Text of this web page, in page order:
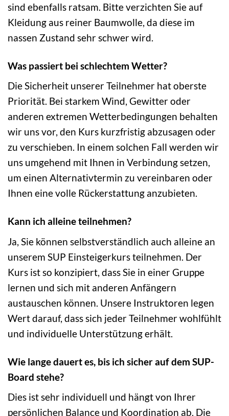
sind ebenfalls ratsam. Bitte verzichten Sie auf
Kleidung aus reiner Baumwolle, da diese im
nassen Zustand sehr schwer wird.
Was passiert bei schlechtem Wetter?
Die Sicherheit unserer Teilnehmer hat oberste
Priorität. Bei starkem Wind, Gewitter oder
anderen extremen Wetterbedingungen behalten
wir uns vor, den Kurs kurzfristig abzusagen oder
zu verschieben. In einem solchen Fall werden wir
uns umgehend mit Ihnen in Verbindung setzen,
um einen Alternativtermin zu vereinbaren oder
Ihnen eine volle Rückerstattung anzubieten.
Kann ich alleine teilnehmen?
Ja, Sie können selbstverständlich auch alleine an
unserem SUP Einsteigerkurs teilnehmen. Der
Kurs ist so konzipiert, dass Sie in einer Gruppe
lernen und sich mit anderen Anfängern
austauschen können. Unsere Instruktoren legen
Wert darauf, dass sich jeder Teilnehmer wohlfühlt
und individuelle Unterstützung erhält.
Wie lange dauert es, bis ich sicher auf dem SUP-
Board stehe?
Dies ist sehr individuell und hängt von Ihrer
persönlichen Balance und Koordination ab. Die